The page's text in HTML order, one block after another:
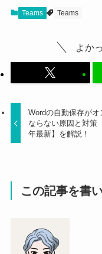
Teams Teams
よか
Wordの自動保存がオ
ならない原因と対策
年最新】を解説！
この記事を書